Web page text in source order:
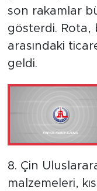
son rakamlar
gösterdi. Rota,
arasındaki
geldi.
8. Çin
malzemeleri,